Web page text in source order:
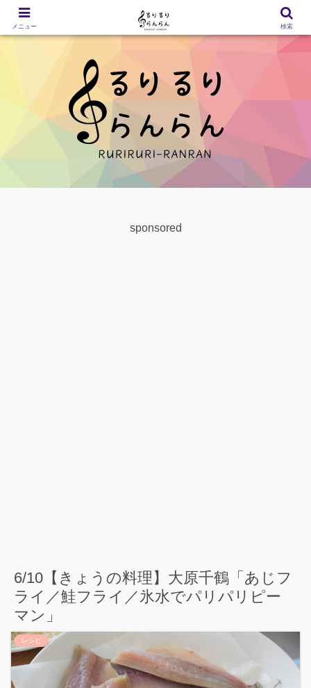
sponsored
6/10【きょうの料理】大原千鶴「あじフ
ライ／鮭フライ／氷水でパリパリピー
マン」
レシピ
メニュー 検索